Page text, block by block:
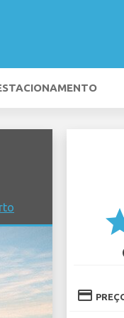
credit_card